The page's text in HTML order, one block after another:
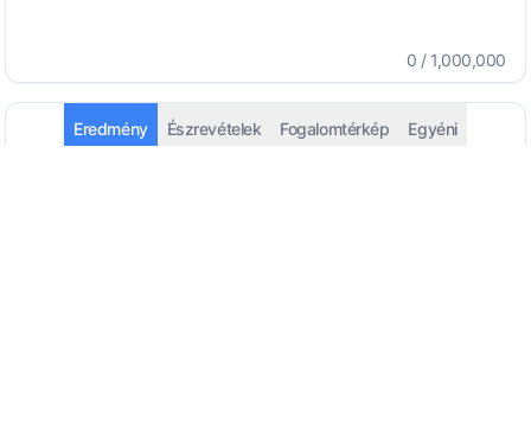
0 / 1,000,000
Eredmény Észrevételek Fogalomtérkép Egyéni